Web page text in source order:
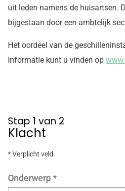
uit leden namens de huisartsen.
bijgestaan door een ambtelijk
Het oordeel van de
informatie kunt u vinden op
Stap 1 van 2
Klacht
* Verplicht veld.
Onderwerp*